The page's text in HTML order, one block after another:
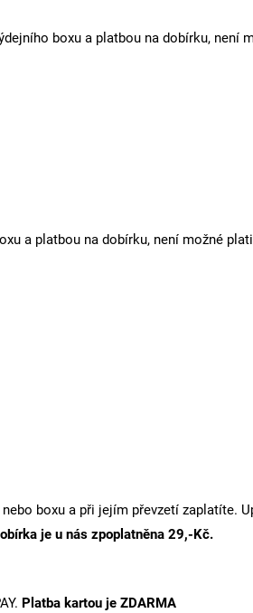
boxu a platbou na dobírku, není
a platbou na dobírku, není možné
boxu a při jejím převzetí zaplatíte.
je u nás zpoplatněna 29,-Kč.
Platba kartou je ZDARMA